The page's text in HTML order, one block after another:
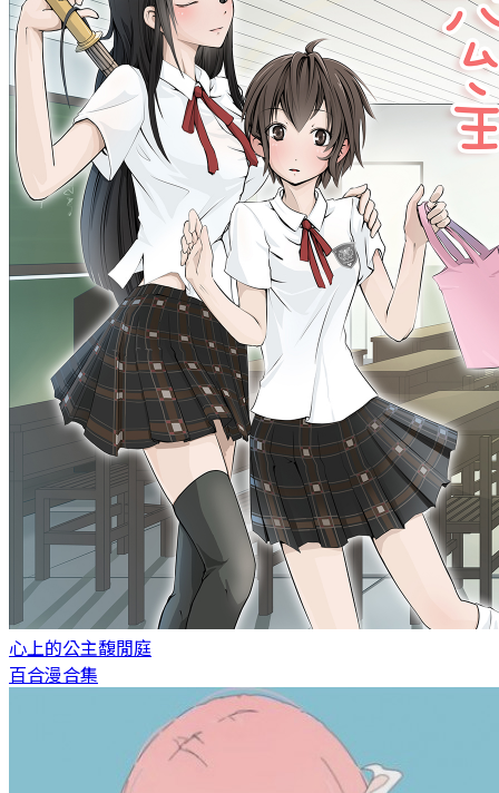
心上的公主馥閒庭
百合漫合集